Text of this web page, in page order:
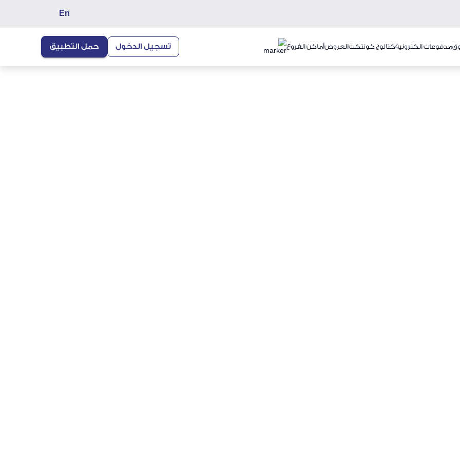
En
مدفوعات الكترونيةكتالوج كونتكتالعروضأماكن الفروع تسجيل الدخول حمل التطبيق